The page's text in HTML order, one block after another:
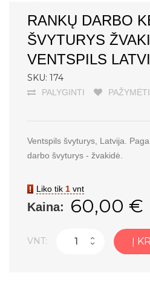
RANKŲ DARBO
ŠVYTURYS
VENTSPILS
SKU: 174
PALYGINTI PAŽYMĖTI
Ventspils švyturys, Latvija.
darbo švyturys - žvakidė.
Liko tik 1 vnt
Kaina: 60,00 €
VNT: Į